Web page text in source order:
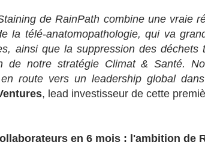
de RainPath combine une vraie
la télé-anatomopathologie, qui va
ainsi que la suppression des
de notre stratégie Climat & Santé.
route vers un leadership global
, lead investisseur de cette
en 6 mois : l'ambition de